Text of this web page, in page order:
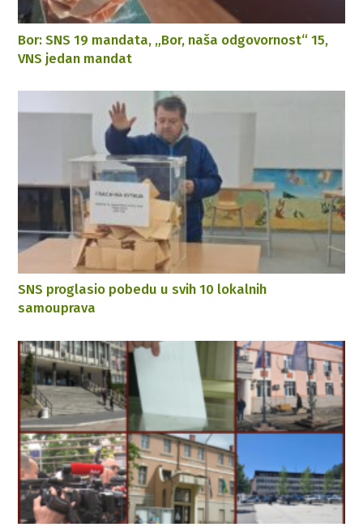
Bor: SNS 19 mandata, „Bor, naša odgovornost“ 15,
VNS jedan mandat
SNS proglasio pobedu u svih 10 lokalnih
samouprava